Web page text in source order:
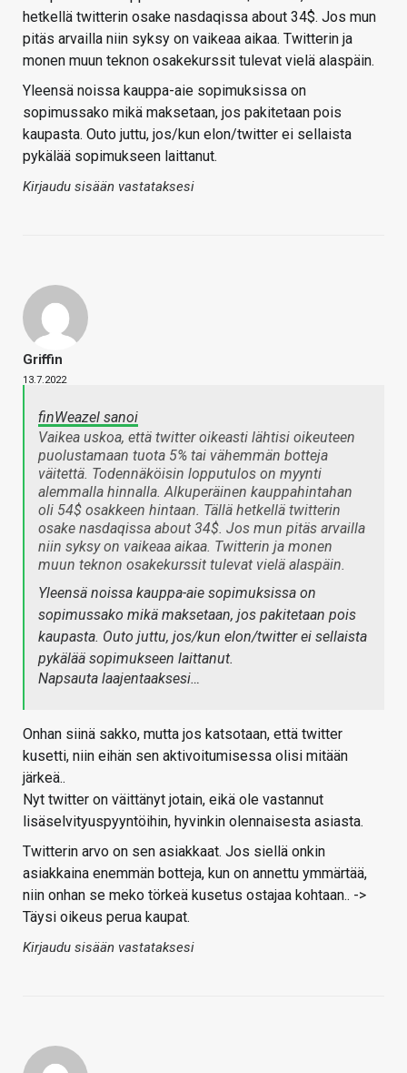
hetkellä twitterin osake nasdaqissa about 34$. Jos mun
pitäs arvailla niin syksy on vaikeaa aikaa. Twitterin ja
monen muun teknon osakekurssit tulevat vielä alaspäin.
Yleensä noissa kauppa-aie sopimuksissa on
sopimussako mikä maksetaan, jos pakitetaan pois
kaupasta. Outo juttu, jos/kun elon/twitter ei sellaista
pykälää sopimukseen laittanut.
Kirjaudu sisään vastataksesi
Griffin
13.7.2022
finWeazel sanoi
Vaikea uskoa, että twitter oikeasti lähtisi oikeuteen
puolustamaan tuota 5% tai vähemmän botteja
väitettä. Todennäköisin lopputulos on myynti
alemmalla hinnalla. Alkuperäinen kauppahintahan
oli 54$ osakkeen hintaan. Tällä hetkellä twitterin
osake nasdaqissa about 34$. Jos mun pitäs arvailla
niin syksy on vaikeaa aikaa. Twitterin ja monen
muun teknon osakekurssit tulevat vielä alaspäin.
Yleensä noissa kauppa-aie sopimuksissa on
sopimussako mikä maksetaan, jos pakitetaan pois
kaupasta. Outo juttu, jos/kun elon/twitter ei sellaista
pykälää sopimukseen laittanut.
Napsauta laajentaaksesi…
Onhan siinä sakko, mutta jos katsotaan, että twitter
kusetti, niin eihän sen aktivoitumisessa olisi mitään
järkeä..
Nyt twitter on väittänyt jotain, eikä ole vastannut
lisäselvityuspyyntöihin, hyvinkin olennaisesta asiasta.
Twitterin arvo on sen asiakkaat. Jos siellä onkin
asiakkaina enemmän botteja, kun on annettu ymmärtää,
niin onhan se meko törkeä kusetus ostajaa kohtaan.. ->
Täysi oikeus perua kaupat.
Kirjaudu sisään vastataksesi